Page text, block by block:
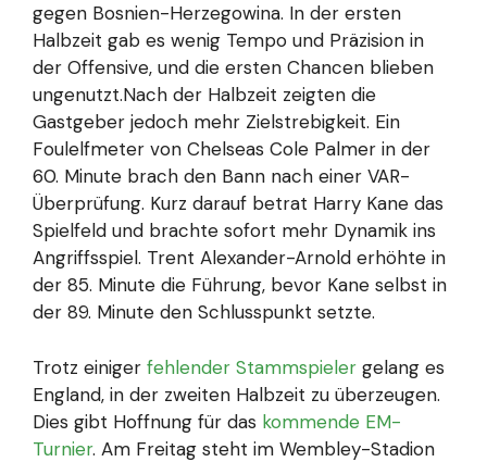
gegen Bosnien-Herzegowina. In der ersten
Halbzeit gab es wenig Tempo und Präzision in
der Offensive, und die ersten Chancen blieben
ungenutzt.Nach der Halbzeit zeigten die
Gastgeber jedoch mehr Zielstrebigkeit. Ein
Foulelfmeter von Chelseas Cole Palmer in der
60. Minute brach den Bann nach einer VAR-
Überprüfung. Kurz darauf betrat Harry Kane das
Spielfeld und brachte sofort mehr Dynamik ins
Angriffsspiel. Trent Alexander-Arnold erhöhte in
der 85. Minute die Führung, bevor Kane selbst in
der 89. Minute den Schlusspunkt setzte.
Trotz einiger fehlender Stammspieler gelang es
England, in der zweiten Halbzeit zu überzeugen.
Dies gibt Hoffnung für das kommende EM-
Turnier. Am Freitag steht im Wembley-Stadion